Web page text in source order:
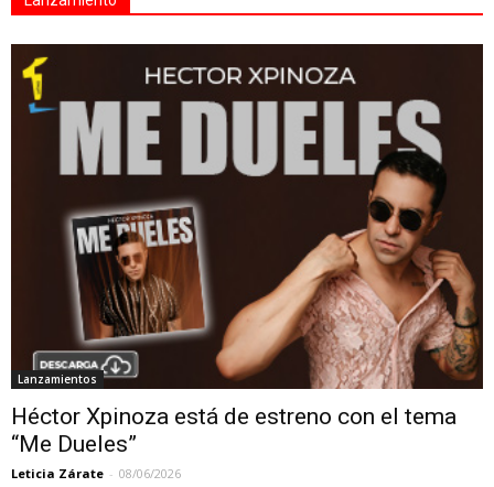
Lanzamientos
Héctor Xpinoza está de estreno con el tema
“Me Dueles”
Leticia Zárate - 08/06/2026